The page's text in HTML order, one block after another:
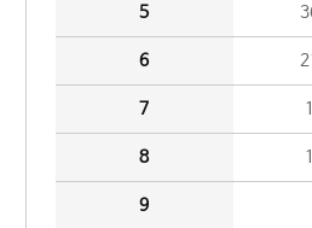
5
6
7
8
9